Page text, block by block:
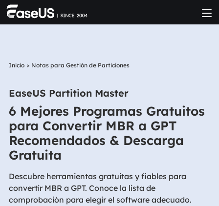
Inicio > Notas para Gestión de Particiones
EaseUS Partition Master
6 Mejores Programas Gratuitos
para Convertir MBR a GPT
Recomendados & Descarga
Gratuita
Descubre herramientas gratuitas y fiables para
convertir MBR a GPT. Conoce la lista de
comprobación para elegir el software adecuado.